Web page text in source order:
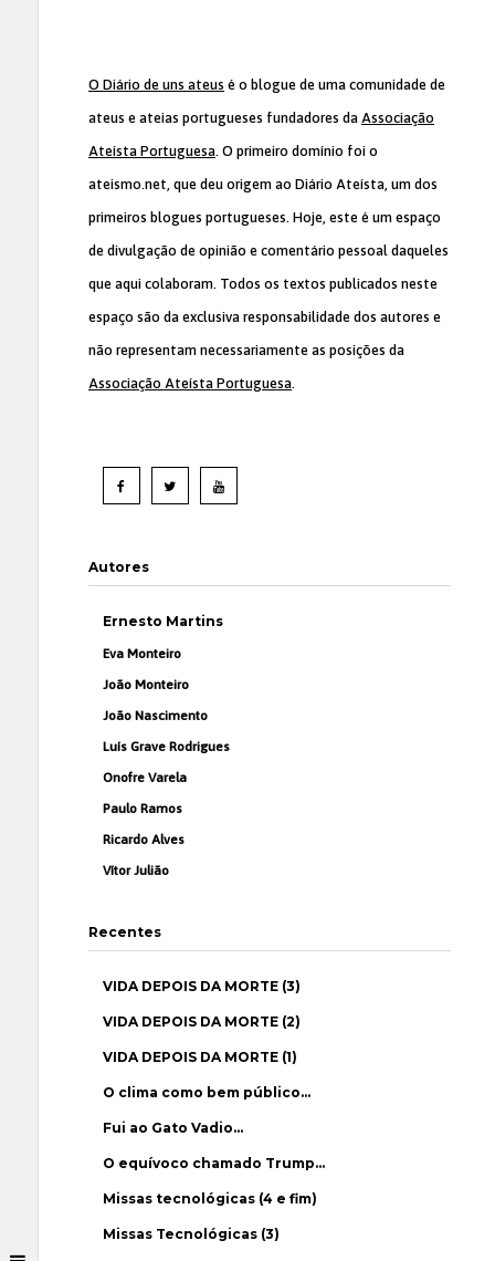
O Diário de uns ateus é o blogue de uma comunidade de
ateus e ateias portugueses fundadores da Associação
Ateísta Portuguesa. O primeiro domínio foi o
ateismo.net, que deu origem ao Diário Ateísta, um dos
primeiros blogues portugueses. Hoje, este é um espaço
de divulgação de opinião e comentário pessoal daqueles
que aqui colaboram. Todos os textos publicados neste
espaço são da exclusiva responsabilidade dos autores e
não representam necessariamente as posições da
Associação Ateísta Portuguesa.
Autores
Ernesto Martins
Eva Monteiro
João Monteiro
João Nascimento
Luís Grave Rodrigues
Onofre Varela
Paulo Ramos
Ricardo Alves
Vítor Julião
Recentes
VIDA DEPOIS DA MORTE (3)
VIDA DEPOIS DA MORTE (2)
VIDA DEPOIS DA MORTE (1)
O clima como bem público…
Fui ao Gato Vadio…
O equívoco chamado Trump…
Missas tecnológicas (4 e fim)
Missas Tecnológicas (3)